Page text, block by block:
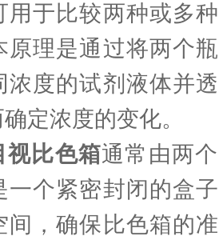
用于比较两种或多
原理是通过将两个
浓度的试剂液体并
定浓度的变化。
视比色箱通常由两
一个紧密封闭的盒
间，确保比色箱的